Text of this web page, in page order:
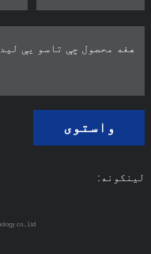
واستوی
لینکونه:
co., Ltd.